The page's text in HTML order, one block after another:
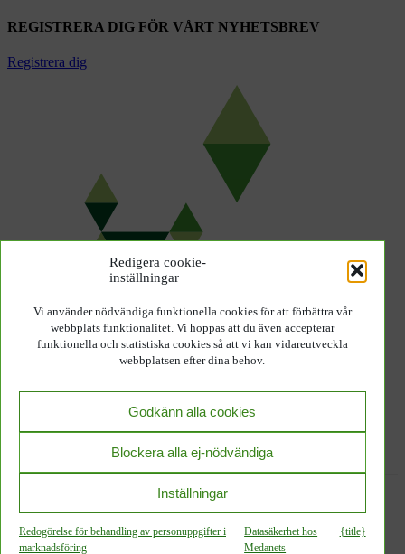
Redigera cookie-
inställningar
Vi använder nödvändiga funktionella cookies för att förbättra vår
webbplats funktionalitet. Vi hoppas att du även accepterar
funktionella och statistiska cookies så att vi kan vidareutveckla
webbplatsen efter dina behov.
Godkänn alla cookies
Blockera alla ej-nödvändiga
Inställningar
Redogörelse för behandling av personuppgifter i
marknadsföring
Datasäkerhet hos
Medanets
{title}
REGISTRERA DIG FÖR VÅRT NYHETSBREV
Registrera dig
Datasäkerhet hos Medanets
ISO 13485-certifierad
Medicintekniska produkter klass I
CE